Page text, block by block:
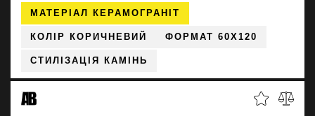
МАТЕРІАЛ КЕРАМОГРАНІТ
КОЛІР КОРИЧНЕВИЙ ФОРМАТ 60X120
СТИЛІЗАЦІЯ КАМІНЬ